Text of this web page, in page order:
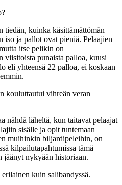
kuinka käsittämättömän
iso ja pallot ovat pieniä. Pelaajien
itse pelikin on
viisitoista punaista palloa, kuusi
eli yhteensä 22 palloa, ei koskaan
kouluttautui vihreän veran
nähdä läheltä, kun taitavat pelaajat
sisälle ja opit tuntemaan
muihinkin biljardipeleihin, on
kilpailutapahtumissa tämä
jäänyt nykyään historiaan.
kuin salibandyssä.